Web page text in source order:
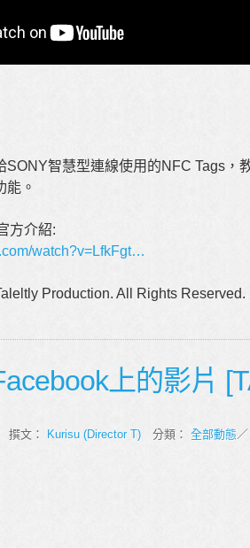
SONY智慧型連線使用的NFC Tags，
能。
方介紹:
watch?v=LfkFgt…
Production. All Rights Reserved.
上的影片
撰文： Kurisu (Director T) 分類： 全部動態